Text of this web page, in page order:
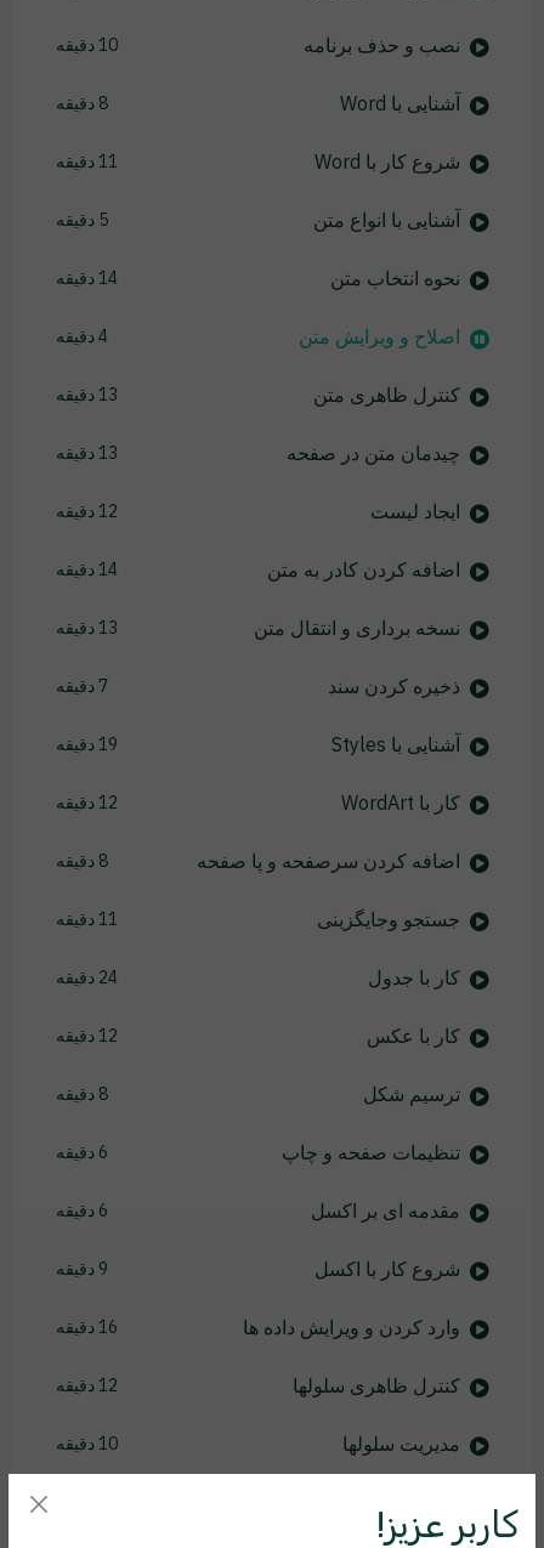
نصب و حذف برنامه 10 دقیقه
آشنایی با Word 8 دقیقه
شروع کار با Word 11 دقیقه
آشنایی با انواع متن 5 دقیقه
نحوه انتخاب متن 14 دقیقه
اصلاح و ویرایش متن 4 دقیقه
کنترل ظاهری متن 13 دقیقه
چیدمان متن در صفحه 13 دقیقه
ایجاد لیست 12 دقیقه
اضافه کردن کادر به متن 14 دقیقه
نسخه برداری و انتقال متن 13 دقیقه
ذخیره کردن سند 7 دقیقه
آشنایی با Styles 19 دقیقه
کار با WordArt 12 دقیقه
اضافه کردن سرصفحه و پا صفحه 8 دقیقه
جستجو وجایگزینی 11 دقیقه
کار با جدول 24 دقیقه
کار با عکس 12 دقیقه
ترسیم شکل 8 دقیقه
تنظیمات صفحه و چاپ 6 دقیقه
مقدمه ای بر اکسل 6 دقیقه
شروع کار با اکسل 9 دقیقه
وارد کردن و ویرایش داده ها 16 دقیقه
کنترل ظاهری سلولها 12 دقیقه
مدیریت سلولها 10 دقیقه
کاربر عزیز!